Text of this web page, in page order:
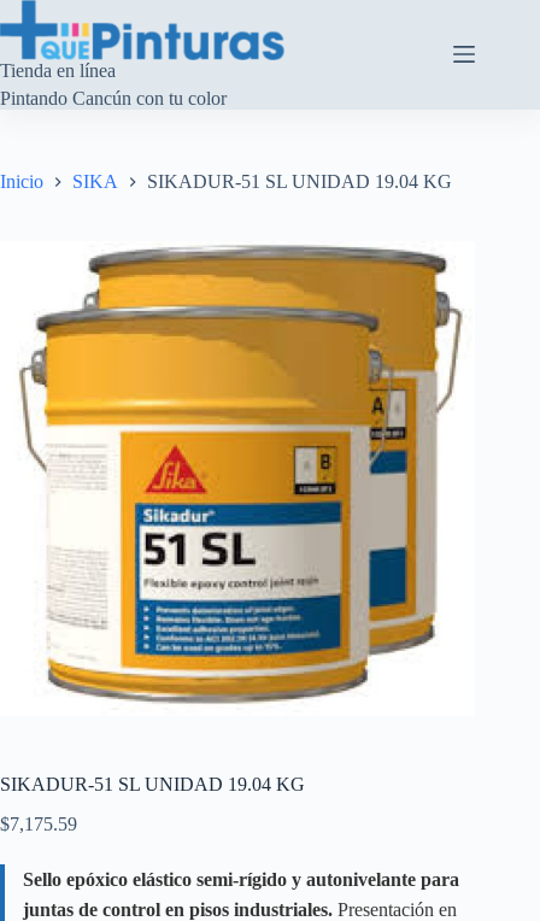
al
contenido
Tienda en línea
Pintando Cancún con tu color
Inicio SIKA SIKADUR-51 SL UNIDAD 19.04 KG
SIKADUR-51 SL UNIDAD 19.04 KG
$7,175.59
Sello epóxico elástico semi-rígido y autonivelante para
juntas de control en pisos industriales. Presentación en